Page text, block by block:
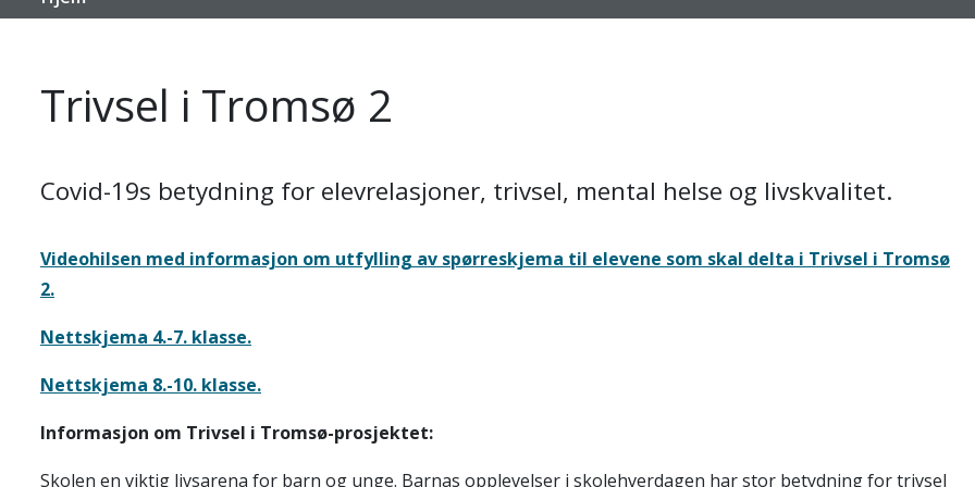
Trivsel i Tromsø 2
Covid-19s betydning for elevrelasjoner, trivsel, mental helse og livskvalitet.
Videohilsen med informasjon om utfylling av spørreskjema til elevene som skal delta i Trivsel i Tromsø
2.
Nettskjema 4.-7. klasse.
Nettskjema 8.-10. klasse.
Informasjon om Trivsel i Tromsø-prosjektet:
Skolen en viktig livsarena for barn og unge. Barnas opplevelser i skolehverdagen har stor betydning for trivsel